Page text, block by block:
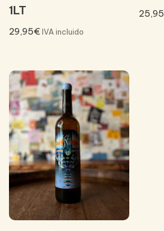
1LT
29,95€IVA incluido
25,95